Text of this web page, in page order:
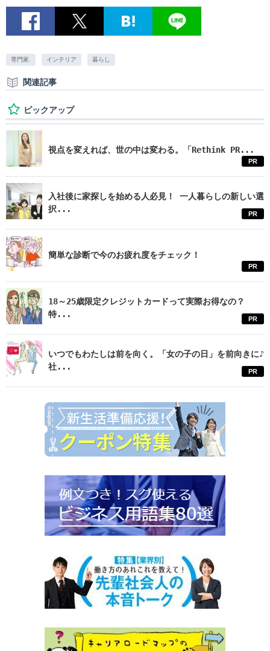
専門家. インテリア 暮らし
関連記事
ピックアップ
視点を変えれば、世の中は変わる。「Rethink PR...
PR
入社後に家探しを始める人必見！ 一人暮らしの新しい選
択...
PR
簡単な診断で今のお疲れ度をチェック！
PR
18～25歳限定クレジットカードって実際お得なの？
特...
PR
いつでもわたしは前を向く。「女の子の日」を前向きに♪
社...
PR